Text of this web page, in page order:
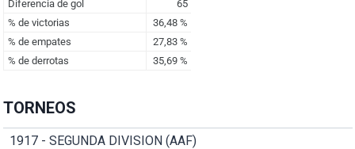
TORNEOS
1917 - SEGUNDA DIVISION (AAF)